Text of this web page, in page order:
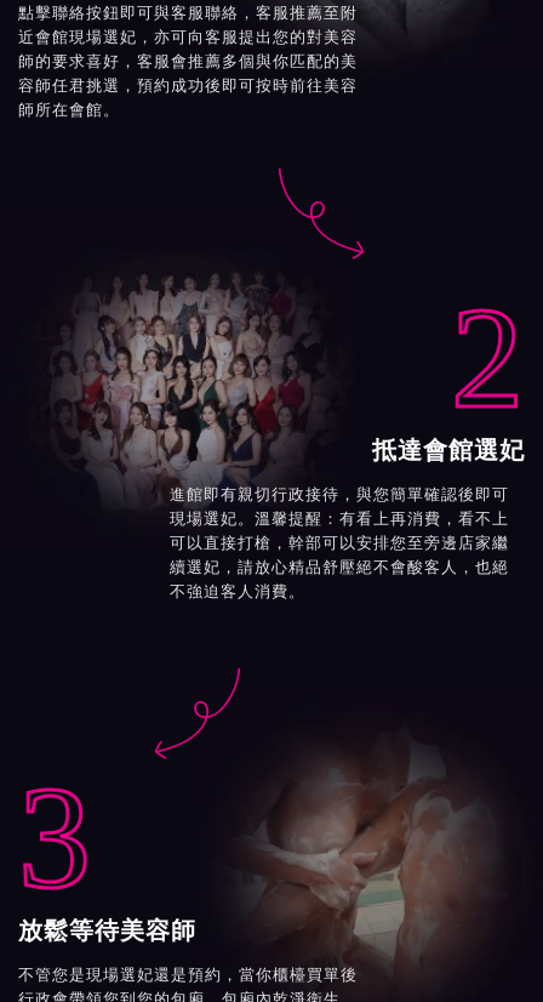
點擊聯絡按鈕即可與客服聯絡，客服推薦至附
近會館現場選妃，亦可向客服提出您的對美容
師的要求喜好，客服會推薦多個與你匹配的美
容師任君挑選，預約成功後即可按時前往美容
師所在會館。

2
抵達會館選妃
進館即有親切行政接待，與您簡單確認後即可
現場選妃。溫馨提醒：有看上再消費，看不上
可以直接打槍，幹部可以安排您至旁邊店家繼
續選妃，請放心精品舒壓絕不會酸客人，也絕
不強迫客人消費。

3
放鬆等待美容師
不管您是現場選妃還是預約，當你櫃檯買單後